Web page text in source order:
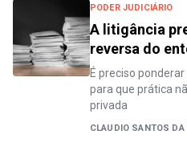
PODER JUDICIÁRIO
A litigância
reversa do
É preciso
para que prática
privada
CLAUDIO SANTOS DA